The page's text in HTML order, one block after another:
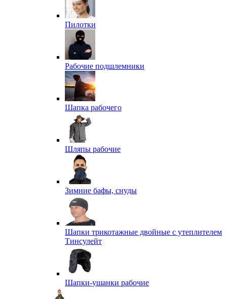
Пилотки
Рабочие подшлемники
Шапка рабочего
Шляпы рабочие
Зимние бафы, снуды
Шапки трикотажные двойные с утеплителем
Тинсулейт
Шапки-ушанки рабочие